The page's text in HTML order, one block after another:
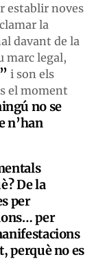
establir noves
la
davant de la
marc legal,
i son els
el moment
no se
n’han
De la
per
per
perquè no es